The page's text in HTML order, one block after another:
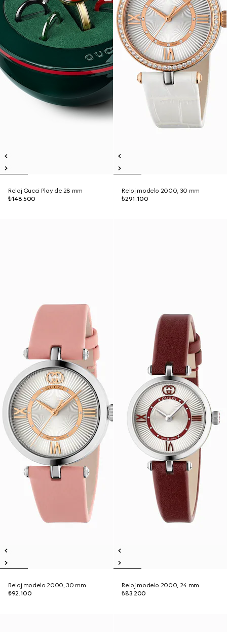
Reloj Gucci Play de 28 mm
₺148.500
Reloj modelo 2000, 30 mm
₺291.100
Reloj modelo 2000, 30 mm
₺92.100
Reloj modelo 2000, 24 mm
₺83.200